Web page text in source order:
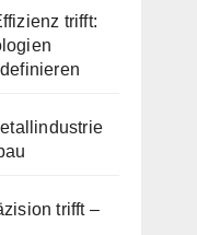
trifft:
trifft –